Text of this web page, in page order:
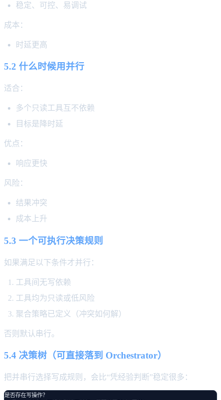
稳定、可控、易调试
成本：
时延更高
5.2 什么时候用并行
适合：
多个只读工具互不依赖
目标是降时延
优点：
响应更快
风险：
结果冲突
成本上升
5.3 一个可执行决策规则
如果满足以下条件才并行：
工具间无写依赖
工具均为只读或低风险
聚合策略已定义（冲突如何解）
否则默认串行。
5.4 决策树（可直接落到 Orchestrator）
把并串行选择写成规则，会比“凭经验判断”稳定很多：
是否存在写操作？